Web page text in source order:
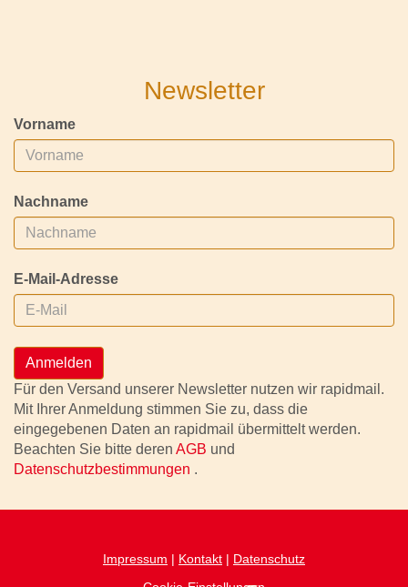
Newsletter
Vorname
Nachname
E-Mail-Adresse
Anmelden
Für den Versand unserer Newsletter nutzen wir rapidmail.
Mit Ihrer Anmeldung stimmen Sie zu, dass die
eingegebenen Daten an rapidmail übermittelt werden.
Beachten Sie bitte deren AGB und
Datenschutzbestimmungen .
Impressum | Kontakt | Datenschutz